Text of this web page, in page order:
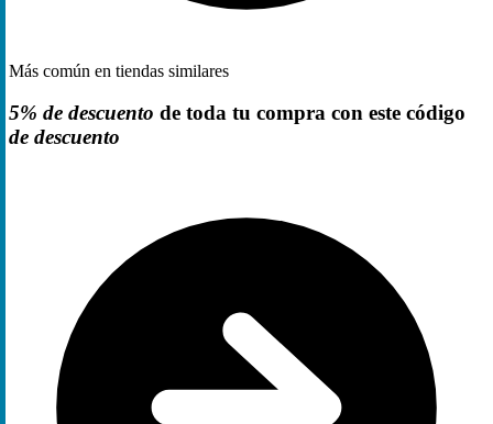
Más común en tiendas similares
5% de descuento de toda tu compra con este código
de descuento